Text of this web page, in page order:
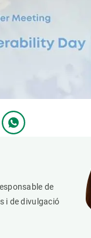
de
i de divulgació